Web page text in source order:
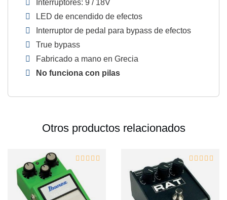
Interruptores: 9 / 18V
LED de encendido de efectos
Interruptor de pedal para bypass de efectos
True bypass
Fabricado a mano en Grecia
No funciona con pilas
Otros productos relacionados